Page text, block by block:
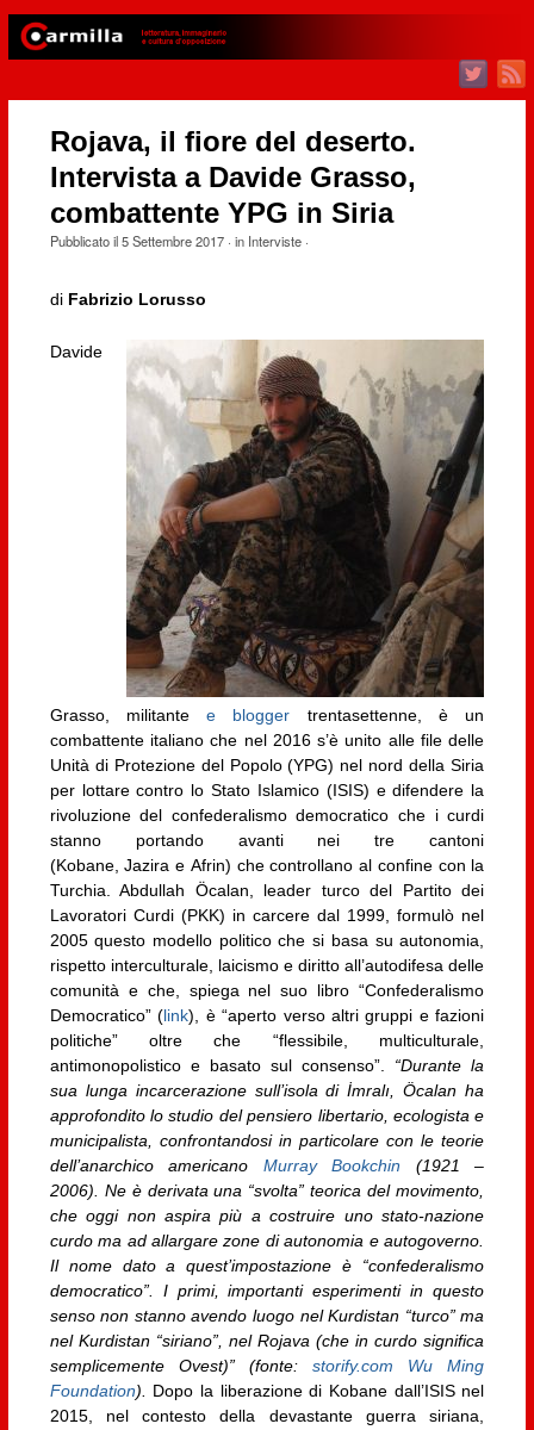
Rojava, il fiore del deserto.
Intervista a Davide Grasso,
combattente YPG in Siria
Pubblicato il5 Settembre 2017· in Interviste·
di Fabrizio Lorusso
Davide
Grasso, militantee blogger trentasettenne, è un
combattente italiano che nel 2016 s’è unito alle file delle
Unità di Protezione del Popolo (YPG) nel nord della Siria
per lottare contro lo Stato Islamico (ISIS) e difendere la
rivoluzione del confederalismo democratico che i curdi
stanno portando avanti nei tre cantoni
(Kobane, Jazira e Afrin) che controllano al confine con la
Turchia. Abdullah Öcalan, leader turco del Partito dei
Lavoratori Curdi (PKK) in carcere dal 1999, formulò nel
2005 questo modello politico che si basa su autonomia,
rispetto interculturale, laicismo e diritto all’autodifesa delle
comunità e che, spiega nel suo libro “Confederalismo
Democratico” (link), è “aperto verso altri gruppi e fazioni
politiche” oltre che “flessibile, multiculturale,
antimonopolistico e basato sul consenso”. “Durante la
sua lunga incarcerazione sull’isola di İmralı, Öcalan ha
approfondito lo studio del pensiero libertario, ecologista e
municipalista, confrontandosi in particolare con le teorie
dell’anarchico americano Murray Bookchin (1921 –
2006). Ne è derivata una “svolta” teorica del movimento,
che oggi non aspira più a costruire uno stato-nazione
curdo ma ad allargare zone di autonomia e autogoverno.
Il nome dato a quest’impostazione è “confederalismo
democratico”. I primi, importanti esperimenti in questo
senso non stanno avendo luogo nel Kurdistan “turco” ma
nel Kurdistan “siriano”, nel Rojava (che in curdo significa
semplicemente Ovest)” (fonte:storify.com
Wu Ming
Foundation). Dopo la liberazione di Kobane dall’ISIS nel
2015, nel contesto della devastante guerra siriana,